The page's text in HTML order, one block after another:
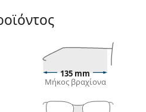
ταιριάζει απόλυτα με
και ανοιχτά καφέ,
μαλλιά.
γυαλιών ηλίουείναι
έχουν τετράγωνο ή
135 mm
Μήκος βραχίονα